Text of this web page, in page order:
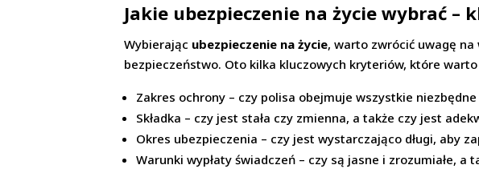
Jakie ubezpieczenie na życie wybrać –
Wybierając ubezpieczenie na życie, warto zwrócić uwagę na
bezpieczeństwo. Oto kilka kluczowych kryteriów, które
Zakres ochrony – czy polisa obejmuje wszystkie
Składka – czy jest stała czy zmienna, a także czy jest
Okres ubezpieczenia – czy jest wystarczająco długi, aby
Warunki wypłaty świadczeń – czy są jasne i zrozumiałe,